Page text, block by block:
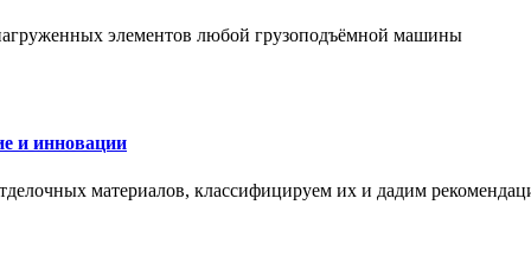
элементов любой грузоподъёмной машины
и инновации
материалов, классифицируем их и дадим